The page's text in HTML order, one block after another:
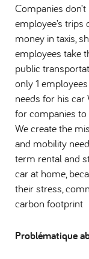
Companies
employee’s trips
money in taxis,
employees take
public
only 1
needs for his car
for companies to
We create the
and mobility
term rental and
car at home,
their stress,
carbon footprint
Problématique